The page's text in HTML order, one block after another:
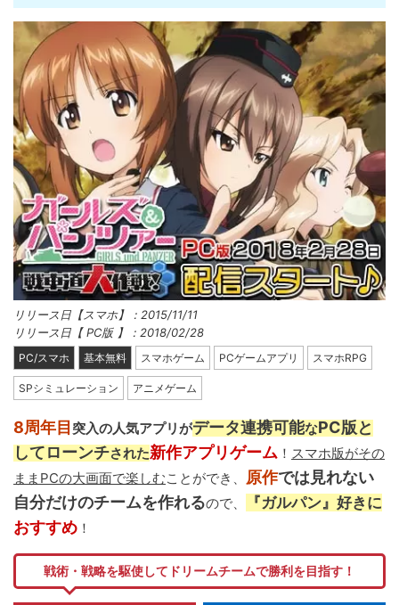
リリース日【スマホ】：2015/11/11
リリース日【 PC版 】：2018/02/28
PC/スマホ 基本無料 スマホゲーム PCゲームアプリ スマホRPG
SPシミュレーション アニメゲーム
8周年目 突入の人気アプリがデータ連携可能なPC版と
してローンチされた新作アプリゲーム ！ スマホ版がその
ままPCの大画面で楽しむことができ、 原作では見れない
自分だけのチームを作れるので、 『ガルパン』好きに
おすすめ ！
戦術・戦略を駆使してドリームチームで勝利を目指す！